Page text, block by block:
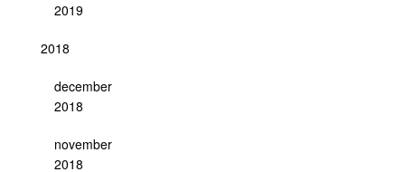
2019
2018
december
2018
november
2018